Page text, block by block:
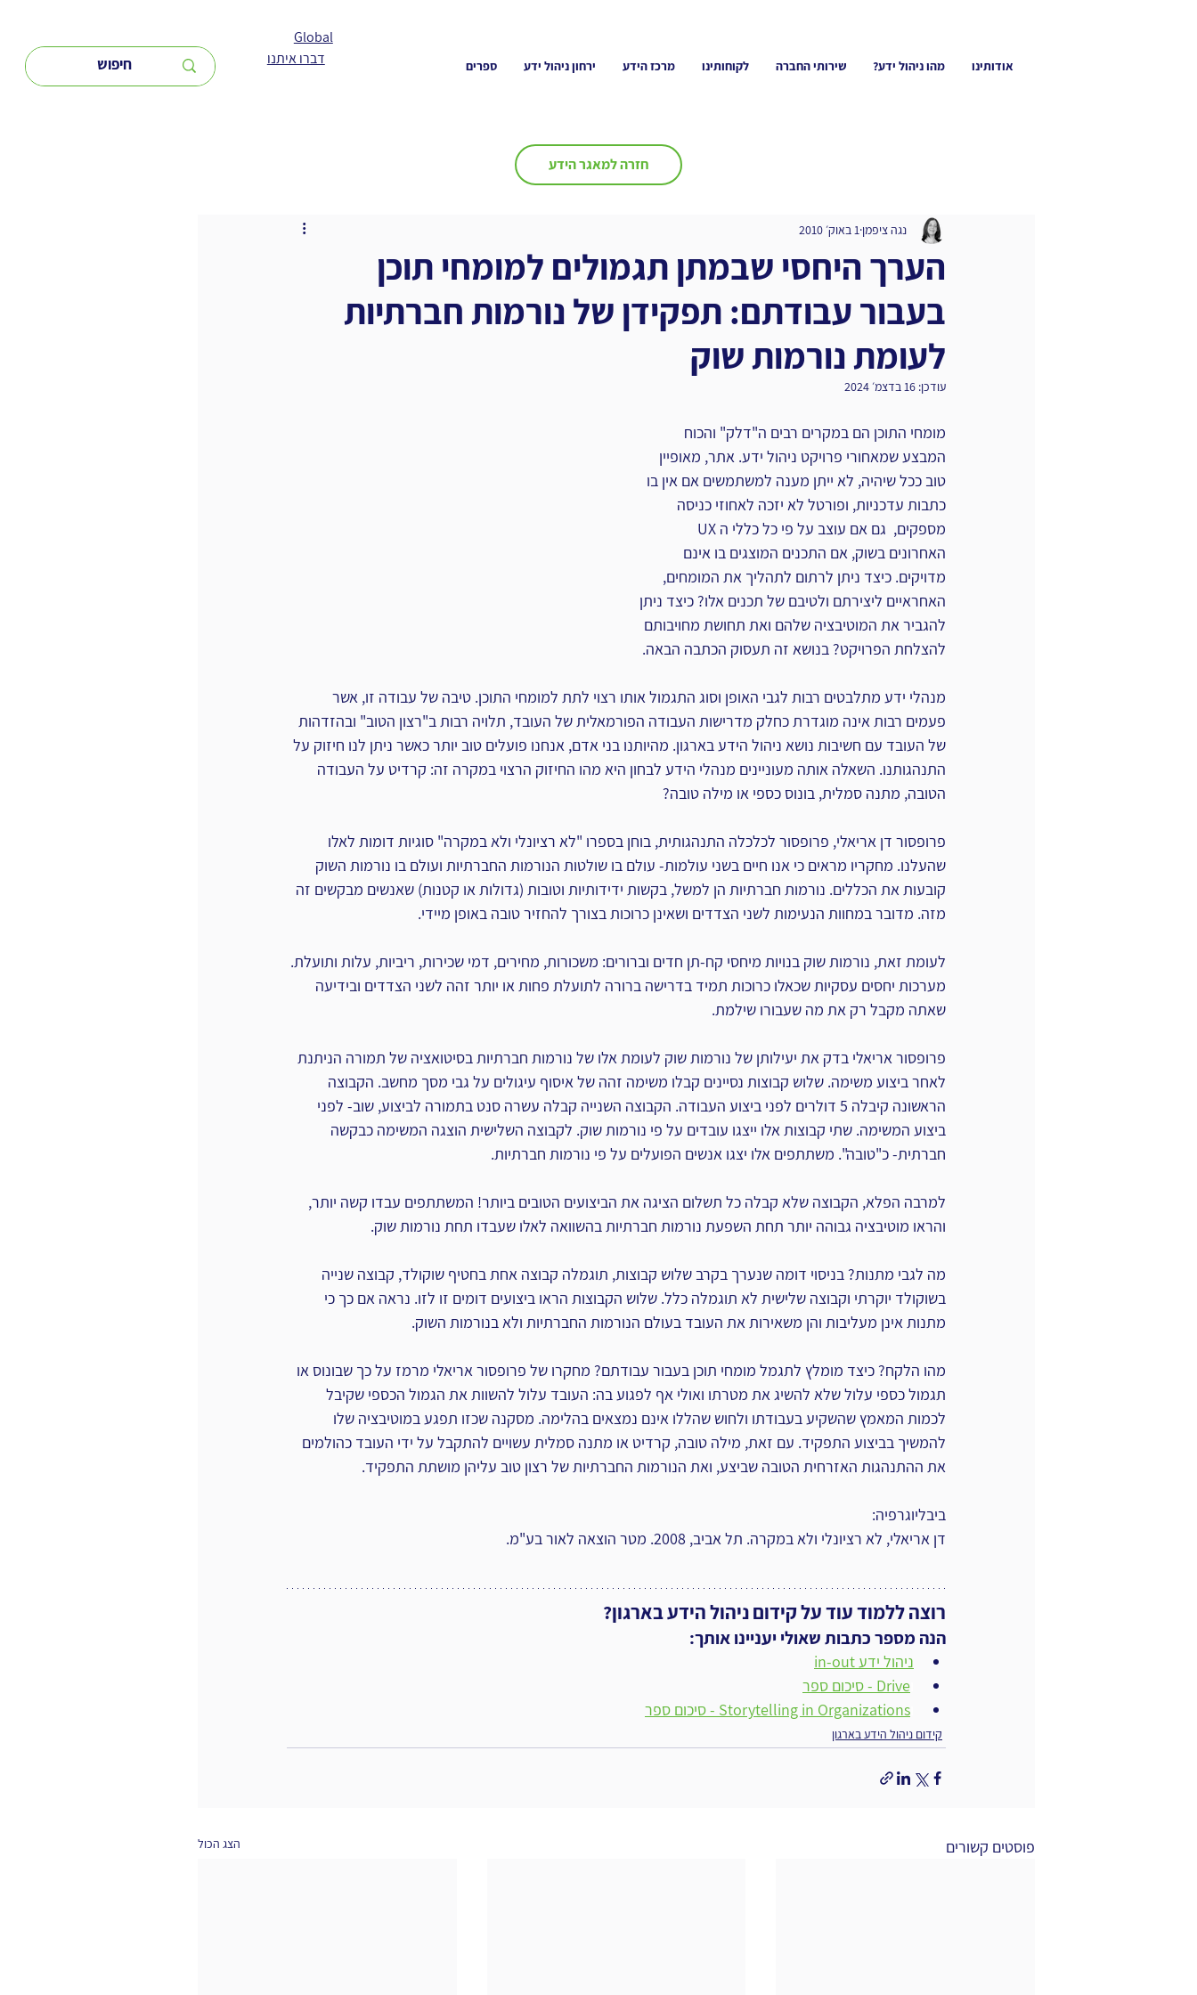
Global
אודותינו מהו ניהול ידע? שירותי החברה לקוחותינו מרכז הידע ירחון ניהול ידע ספרים דברו איתנו
חזרה למאגר הידע
הערך היחסי שבמתן תגמולים למומחי תוכן
בעבור עבודתם: תפקידן של נורמות חברתיות
לעומת נורמות שוק
נגה ציפמן 1 באוק׳ 2010
עודכן: 16 בדצמ׳ 2024
מומחי התוכן הם במקרים רבים ה"דלק" והכוח
המבצע שמאחורי פרויקט ניהול ידע. אתר, מאופיין
טוב ככל שיהיה, לא ייתן מענה למשתמשים אם אין בו
כתבות עדכניות, ופורטל לא יזכה לאחוזי כניסה
האחרונים בשוק, אם התכנים המוצגים בו אינם
מדויקים. כיצד ניתן לרתום לתהליך את המומחים,
האחראיים ליצירתם ולטיבם של תכנים אלו? כיצד ניתן
להגביר את המוטיבציה שלהם ואת תחושת מחויבותם
להצלחת הפרויקט? בנושא זה תעסוק הכתבה הבאה.
מנהלי ידע מתלבטים רבות לגבי האופן וסוג התגמול אותו רצוי לתת למומחי התוכן. טיבה של עבודה זו, אשר
פעמים רבות אינה מוגדרת כחלק מדרישות העבודה הפורמאלית של העובד, תלויה רבות ב"רצון הטוב" ובהזדהות
של העובד עם חשיבות נושא ניהול הידע בארגון. מהיותנו בני אדם, אנחנו פועלים טוב יותר כאשר ניתן לנו חיזוק על
התנהגותנו. השאלה אותה מעוניינים מנהלי הידע לבחון היא מהו החיזוק הרצוי במקרה זה: קרדיט על העבודה
הטובה, מתנה סמלית, בונוס כספי או מילה טובה?
פרופסור דן אריאלי, פרופסור לכלכלה התנהגותית, בוחן בספרו "לא רציונלי ולא במקרה" סוגיות דומות לאלו
שהעלנו. מחקריו מראים כי אנו חיים בשני עולמות- עולם בו שולטות הנורמות החברתיות ועולם בו נורמות השוק
קובעות את הכללים. נורמות חברתיות הן למשל, בקשות ידידותיות וטובות (גדולות או קטנות) שאנשים מבקשים זה
מזה. מדובר במחוות הנעימות לשני הצדדים ושאינן כרוכות בצורך להחזיר טובה באופן מיידי.
לעומת זאת, נורמות שוק בנויות מיחסי קח-תן חדים וברורים: משכורות, מחירים, דמי שכירות, ריביות, עלות ותועלת.
מערכות יחסים עסקיות שכאלו כרוכות תמיד בדרישה ברורה לתועלת פחות או יותר זהה לשני הצדדים ובידיעה
שאתה מקבל רק את מה שעבורו שילמת.
פרופסור אריאלי בדק את יעילותן של נורמות שוק לעומת אלו של נורמות חברתיות בסיטואציה של תמורה הניתנת
לאחר ביצוע משימה. שלוש קבוצות נסיינים קבלו משימה זהה של איסוף עיגולים על גבי מסך מחשב. הקבוצה
הראשונה קיבלה 5 דולרים לפני ביצוע העבודה. הקבוצה השנייה קבלה עשרה סנט בתמורה לביצוע, שוב- לפני
ביצוע המשימה. שתי קבוצות אלו ייצגו עובדים על פי נורמות שוק. לקבוצה השלישית הוצגה המשימה כבקשה
חברתית- כ"טובה". משתתפים אלו יצגו אנשים הפועלים על פי נורמות חברתיות.
למרבה הפלא, הקבוצה שלא קבלה כל תשלום הציגה את הביצועים הטובים ביותר! המשתתפים עבדו קשה יותר,
והראו מוטיבציה גבוהה יותר תחת השפעת נורמות חברתיות בהשוואה לאלו שעבדו תחת נורמות שוק.
מה לגבי מתנות? בניסוי דומה שנערך בקרב שלוש קבוצות, תוגמלה קבוצה אחת בחטיף שוקולד, קבוצה שנייה
בשוקולד יוקרתי וקבוצה שלישית לא תוגמלה כלל. שלוש הקבוצות הראו ביצועים דומים זו לזו. נראה אם כך כי
מתנות אינן מעליבות והן משאירות את העובד בעולם הנורמות החברתיות ולא בנורמות השוק.
מהו הלקח? כיצד מומלץ לתגמל מומחי תוכן בעבור עבודתם? מחקרו של פרופסור אריאלי מרמז על כך שבונוס או
תגמול כספי עלול שלא להשיג את מטרתו ואולי אף לפגוע בה: העובד עלול להשוות את הגמול הכספי שקיבל
לכמות המאמץ שהשקיע בעבודתו ולחוש שהללו אינם נמצאים בהלימה. מסקנה שכזו תפגע במוטיבציה שלו
להמשיך בביצוע התפקיד. עם זאת, מילה טובה, קרדיט או מתנה סמלית עשויים להתקבל על ידי העובד כהולמים
את ההתנהגות האזרחית הטובה שביצע, ואת הנורמות החברתיות של רצון טוב עליהן מושתת התפקיד.
ביבליוגרפיה:
דן אריאלי, לא רציונלי ולא במקרה. תל אביב, 2008. מטר הוצאה לאור בע"מ.
רוצה ללמוד עוד על קידום ניהול הידע בארגון?
הנה מספר כתבות שאולי יעניינו אותך:
ניהול ידע in-out
Drive - סיכום ספר
Storytelling in Organizations - סיכום ספר
קידום ניהול הידע בארגון
פוסטים קשורים הצג הכול